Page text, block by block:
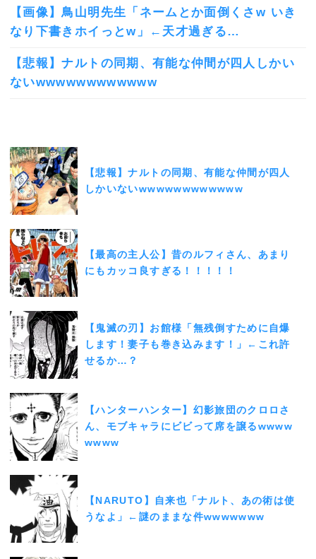
【画像】鳥山明先生「ネームとか面倒くさw いき
なり下書きホイっとw」←天才過ぎる…
【悲報】ナルトの同期、有能な仲間が四人しかい
ないwwwwwwwwwwww
【悲報】ナルトの同期、有能な仲間が四人
しかいないwwwwwwwwwwww
【最高の主人公】昔のルフィさん、あまり
にもカッコ良すぎる！！！！！
【鬼滅の刃】お館様「無残倒すために自爆
します！妻子も巻き込みます！」←これ許
せるか…？
【ハンターハンター】幻影旅団のクロロさ
ん、モブキャラにビビって席を譲るwwww
wwww
【NARUTO】自来也「ナルト、あの術は使
うなよ」←謎のままな件wwwwwww